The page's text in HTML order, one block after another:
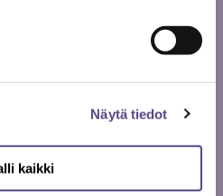
Näytä tiedot
kaikki
nuorisoteattereiden
Tilastossa on ohitettu
että ne toimittavat
vastaa niiden
tulkinnasta.